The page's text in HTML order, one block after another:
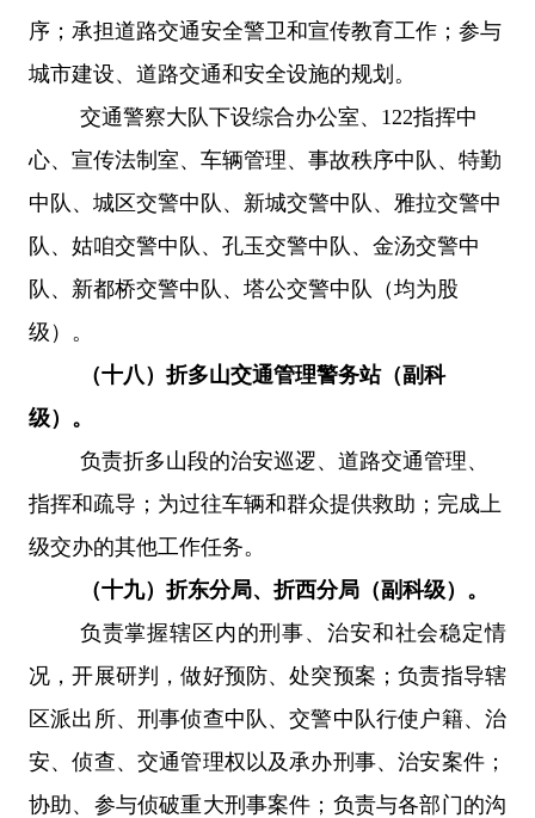
序；承担道路交通安全警卫和宣传教育工作；参与
城市建设、道路交通和安全设施的规划。
交通警察大队下设综合办公室、 122指挥中
心、 宣传法制室、车辆管理、事故秩序中队 、特勤
中队、城区交警中队、新城交警中队、雅拉交警中
队、姑咱交警中队、孔玉交警中队、金汤交警中
队、新都桥交警中队、塔公交警中队（均为股
级）。
（十八）折多山交通管理警务站（副科
级）。
负责折多山段的治安巡逻、道路交通管理、
指挥和疏导；为过往车辆和群众提供救助；完成上
级交办的其他工作任务。
（十九）折东分局、折西分局（副科级）。
负责掌握辖区内的刑事、治安和社会稳定情
况，开展研判，做好预防、处突预案；负责指导辖
区派出所、刑事侦查中队、交警中队行使户籍、治
安、侦查、交通管理权以及承办刑事、治安案件；
协助、参与侦破重大刑事案件；负责与各部门的沟